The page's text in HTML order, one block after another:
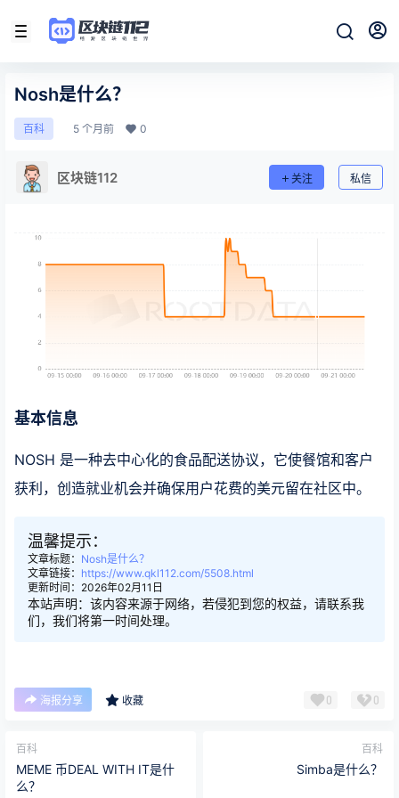
Nosh是什么？
百科 5 个月前 0
区块链112 关注 私信
基本信息
NOSH 是一种去中心化的食品配送协议，它使餐馆和客户
获利，创造就业机会并确保用户花费的美元留在社区中。
温馨提示：
文章标题： Nosh是什么？
文章链接： https://www.qkl112.com/5508.html
更新时间：2026年02月11日
本站声明：该内容来源于网络，若侵犯到您的权益，请联系我
们，我们将第一时间处理。
海报分享 收藏 0 0
百科
MEME 币DEAL WITH IT是什
么？
百科
Simba是什么？